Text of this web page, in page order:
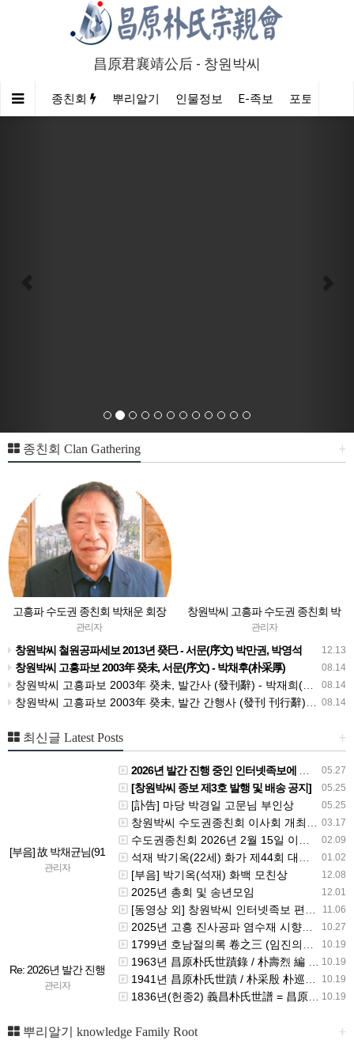
昌原君襄靖公后 - 창원박씨
종친회 뿌리알기 인물정보 E-족보 포토/영상
+
종친회 Clan Gathering
고흥파 수도권 종친회 박채운 회장
인사말
관리자
창원박씨 고흥파 수도권 종친회 박
효수 회장 인사 말씀
관리자
12.13
창원박씨 철원공파세보 2013년 癸巳 - 서문(序文)​ 박만권, 박영석
08.14
창원박씨 고흥파보 2003年 癸未, 서문(序文) - 박채후(朴采厚)
08.14
창원박씨 고흥파보 2003年 癸未, 발간사 (發刊辭) - 박재희(朴載熙)
08.14
창원박씨 고흥파보 2003年 癸未, 발간 간행사 (發刊 刊行辭) - 박성희(朴成熙)
+
최신글 Latest Posts
[부음] 故 박채균님(91
세, 요셉) 수석고문님
관리자
Re: 2026년 발간 진행
중인 인터넷족보에 등
관리자
05.27
2026년 발간 진행 중인 인터넷족보에 등재할 수단 자료는 무엇인가요?
05.25
[창원박씨 종보 제3호 발행 및 배송 공지]
05.25
[訃告] 마당 박경일 고문님 부인상
03.17
창원박씨 수도권종친회 이사회 개최 안내 - 26.4.19 (일) 10시
02.09
수도권종친회 2026년 2월 15일 이사회 개최 안내
01.02
석재 박기옥(22세) 화가 제44회 대한민국미술대전 비구상부문 우수상
12.08
[부음] 박기옥(석재) 화백 모친상
12.01
2025년 총회 및 송년모임
11.06
[동영상 외] 창원박씨 인터넷족보 편찬 안내
10.27
2025년 고흥 진사공파 염수재 시향제 참석 안내
10.19
1799년 호남절의록 卷之三 (임진의적 壬辰義蹟)
10.19
1963년 昌原朴氏世蹟錄 / 朴壽烈 編 박수열
10.19
1941년 昌原朴氏世蹟 / 朴采殷 朴巡源 編 박채은 박순원
10.19
1836년(헌종2) 義昌朴氏世譜 = 昌原朴氏世譜.卷1-4, 朴尙翊 박상익 等編
+
뿌리알기 knowledge Family Root